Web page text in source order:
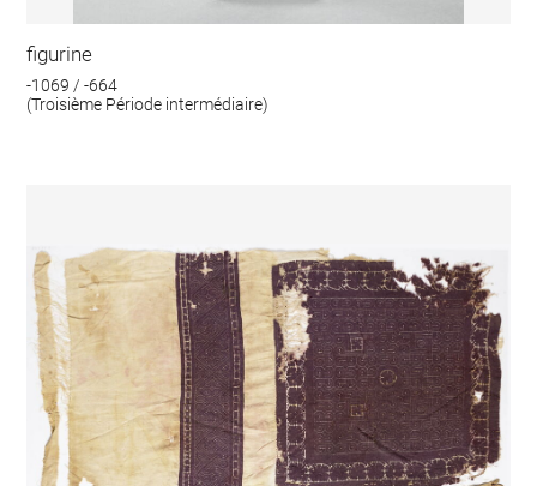
figurine
-1069 / -664
(Troisième Période intermédiaire)